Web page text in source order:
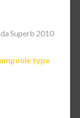
Superb 2010
ampoule type